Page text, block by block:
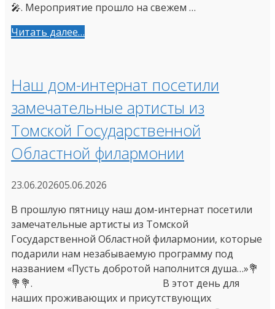
🎤. Мероприятие прошло на свежем …
Читать далее…
Наш дом-интернат посетили
замечательные артисты из
Томской Государственной
Областной филармонии
23.06.202605.06.2026
В прошлую пятницу наш дом-интернат посетили
замечательные артисты из Томской
Государственной Областной филармонии, которые
подарили нам незабываемую программу под
названием «Пусть добротой наполнится душа…»💐
💐💐. В этот день для
наших проживающих и присутствующих